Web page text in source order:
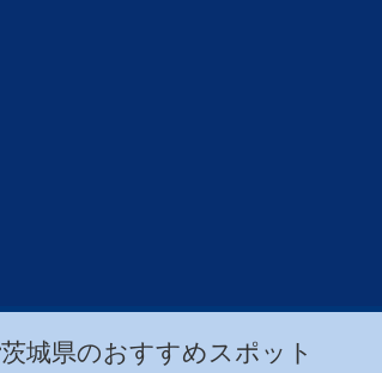
茨城県のおすすめスポット